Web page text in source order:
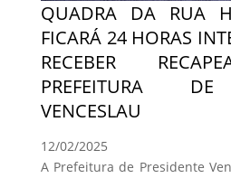
QUADRA DA RUA
FICARÁ 24 HORAS
RECEBER
PREFEITURA DE
VENCESLAU
12/02/2025
A Prefeitura de Presidente